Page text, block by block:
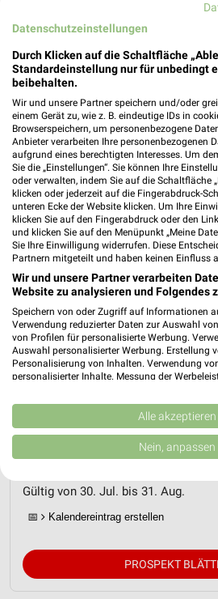
Heute 07:00 - 20:00
Netto Marken-Discount
Woltersdorf ab Do. den
Gültig von 30. Jul. bis 31. Aug.
📅 Kalendereintrag erstellen
PROSPEKT
Datenschutzeinstellungen
Durch Klicken auf die Schaltfläche
Standardeinstellung nur für unbedingt
beibehalten.
Wir und unsere Partner speichern und/oder
einem Gerät zu, wie z. B. eindeutige IDs in
Browserspeichern, um personenbezogene
Anbieter verarbeiten Ihre personenbezogenen
aufgrund eines berechtigten Interesses. Um
Sie die „Einstellungen“. Sie können Ihre
oder verwalten, indem Sie auf die Schaltfläche
klicken oder jederzeit auf die Fingerabdruck-
unteren Ecke der Website klicken. Um Ihre
klicken Sie auf den Fingerabdruck oder den
und klicken Sie auf den Menüpunkt „Meine
Sie Ihre Einwilligung widerrufen. Diese
Partnern mitgeteilt und haben keinen Einfluss
Wir und unsere Partner verarbeiten
Website zu analysieren und Folgendes
Speichern von oder Zugriff auf Informationen
Verwendung reduzierter Daten zur Auswahl
von Profilen für personalisierte Werbung.
Auswahl personalisierter Werbung. Erstellung
Personalisierung von Inhalten. Verwendung
personalisierter Inhalte. Messung der
Kombinationen von Daten aus verschiedenen
Verbesserung der Angebote. Verwendung
von Inhalten.
Daten können außerhalb der Europäischen
USA gesendet werden.
Website/App.
Speichern von oder Zugriff auf
Alle akzeptieren
Nein, anpassen